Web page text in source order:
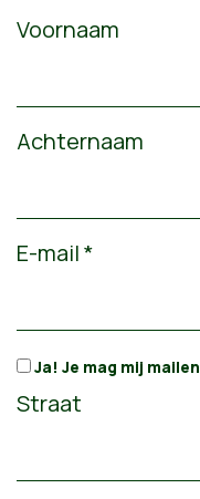
Voornaam
Achternaam
E-mail *
Ja! Je mag mij mailen
Straat